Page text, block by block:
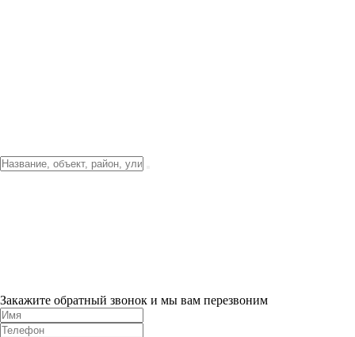
Закажите обратный звонок и мы вам перезвоним